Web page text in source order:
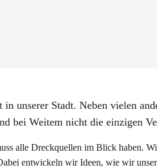
unserer Stadt. Neben vielen
bei Weitem nicht die einzigen
alle Dreckquellen im Blick haben.
entwickeln wir Ideen, wie wir